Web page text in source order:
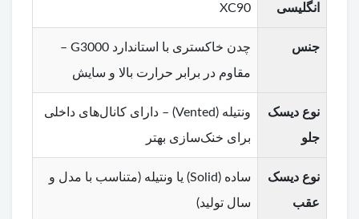
انگلیسی
XC90
جنس
چدن خاکستری با استاندارد G3000 –
مقاوم در برابر حرارت بالا و سایش
نوع دیسک
جلو
ونتیله (Vented) – دارای کانال‌های داخلی
برای خنک‌سازی بهتر
نوع دیسک
عقب
ساده (Solid) یا ونتیله (متناسب با مدل و
سال تولید)